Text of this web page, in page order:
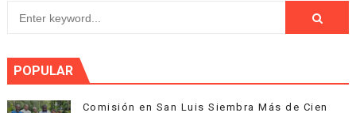
POPULAR
Comisión en San Luis Siembra Más de Cien